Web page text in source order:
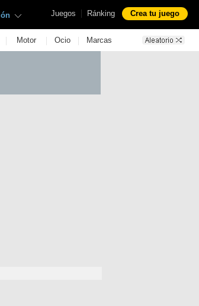
Juegos | Ránking Crea tu juego
| Motor | Ocio | Marcas